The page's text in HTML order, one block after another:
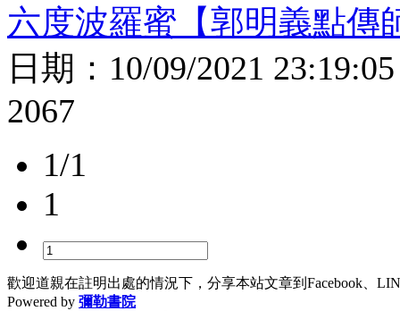
六度波羅蜜【郭明義點傳
日期： 10/09/2021 23:19:05
2067
1/1
1
歡迎道親在註明出處的情況下，分享本站文章到Facebook、
Powered by 彌勒書院